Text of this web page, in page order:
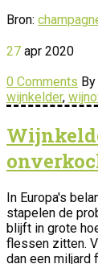
Bron:
27 apr 2020
0 Comments
wijnkelder,
In Europa's
stapelen de
blijft in grote
flessen zitten.
dan een miljard